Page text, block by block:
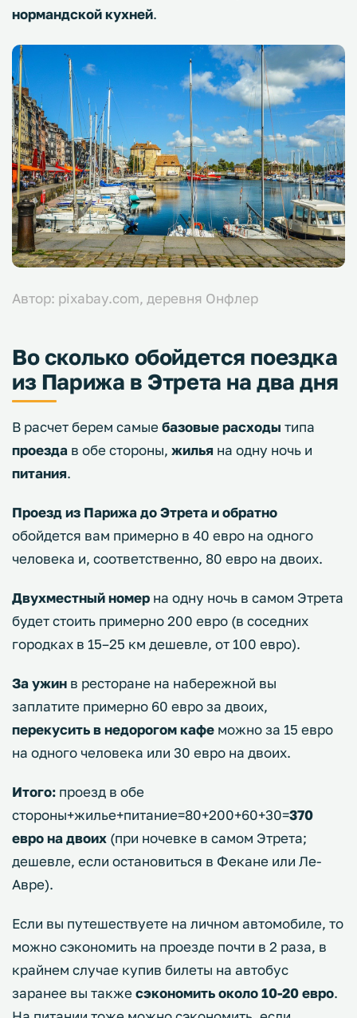
нормандской кухней.
Автор: pixabay.com, деревня Онфлер
Во сколько обойдется поездка
из Парижа в Этрета на два дня
В расчет берем самые базовые расходы типа
проезда в обе стороны, жилья на одну ночь и
питания.
Проезд из Парижа до Этрета и обратно
обойдется вам примерно в 40 евро на одного
человека и, соответственно, 80 евро на двоих.
Двухместный номер на одну ночь в самом Этрета
будет стоить примерно 200 евро (в соседних
городках в 15–25 км дешевле, от 100 евро).
За ужин в ресторане на набережной вы
заплатите примерно 60 евро за двоих,
перекусить в недорогом кафе можно за 15 евро
на одного человека или 30 евро на двоих.
Итого: проезд в обе
стороны+жилье+питание=80+200+60+30=370
евро на двоих (при ночевке в самом Этрета;
дешевле, если остановиться в Фекане или Ле-
Авре).
Если вы путешествуете на личном автомобиле, то
можно сэкономить на проезде почти в 2 раза, в
крайнем случае купив билеты на автобус
заранее вы также сэкономить около 10-20 евро.